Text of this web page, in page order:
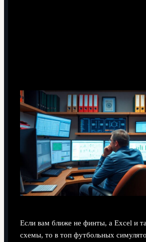
Если вам ближе не финты, а Excel и
схемы, то в топ футбольных